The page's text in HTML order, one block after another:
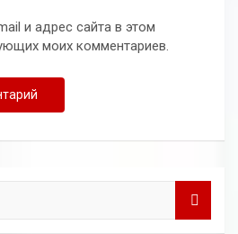
и адрес сайта в этом
моих комментариев.